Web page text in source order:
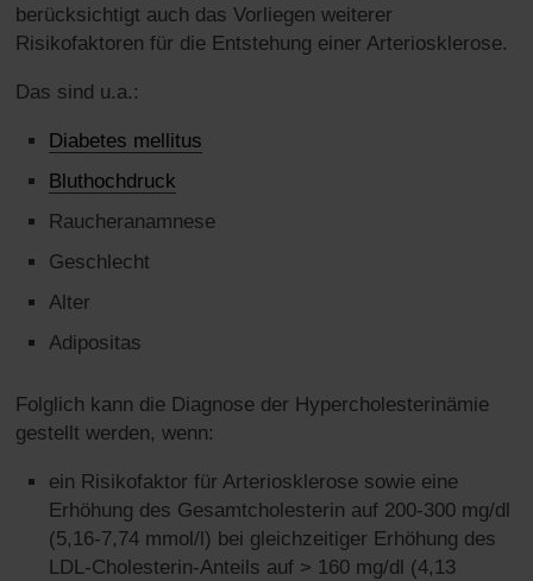
berücksichtigt auch das Vorliegen weiterer
Risikofaktoren für die Entstehung einer Arteriosklerose.
Das sind u.a.:
Diabetes mellitus
Bluthochdruck
Raucheranamnese
Geschlecht
Alter
Adipositas
Folglich kann die Diagnose der Hypercholesterinämie
gestellt werden, wenn:
ein Risikofaktor für Arteriosklerose sowie eine
Erhöhung des Gesamtcholesterin auf 200-300 mg/dl
(5,16-7,74 mmol/l) bei gleichzeitiger Erhöhung des
LDL-Cholesterin-Anteils auf > 160 mg/dl (4,13